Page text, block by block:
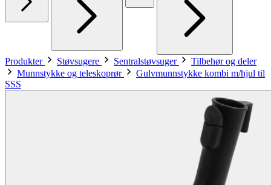
Produkter Støvsugere Sentralstøvsuger
Tilbehør og deler
Munnstykke og teleskoprør
Gulvmunnstykke kombi m/hjul til
SSS